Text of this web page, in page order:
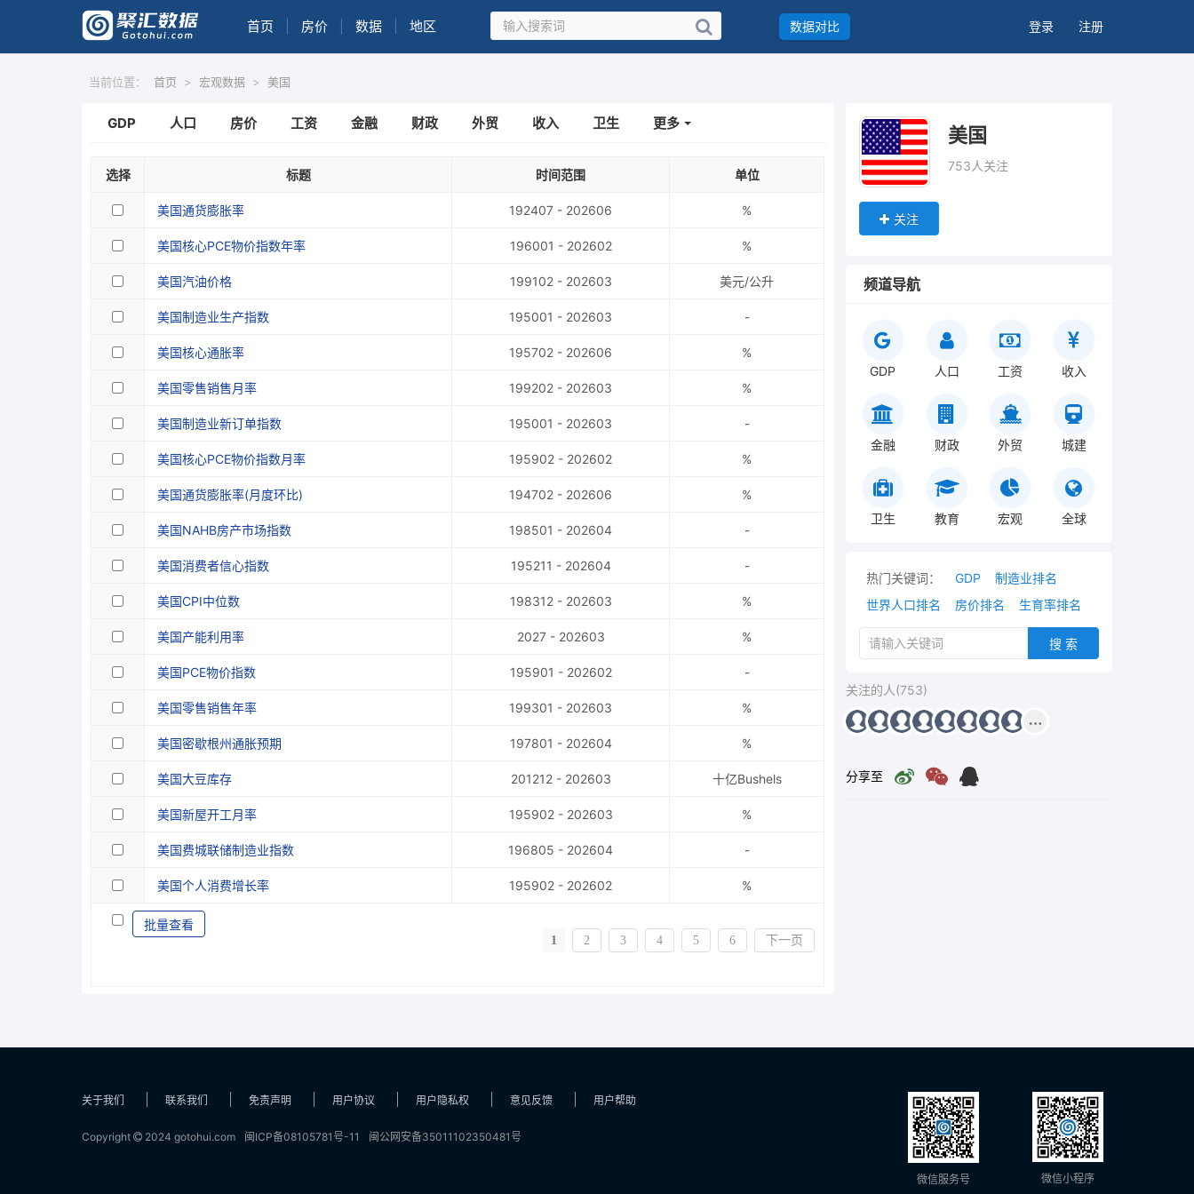
首页 房价 数据 地区 数据对比 登录 注册
当前位置： 首页 > 宏观数据 > 美国
GDP 人口 房价 工资 金融 财政 外贸 收入 卫生 更多
选择 标题 时间范围 单位
美国通货膨胀率 192407 - 202606 %
美国核心PCE物价指数年率 196001 - 202602 %
美国汽油价格 199102 - 202603 美元/公升
美国制造业生产指数 195001 - 202603 -
美国核心通胀率 195702 - 202606 %
美国零售销售月率 199202 - 202603 %
美国制造业新订单指数 195001 - 202603 -
美国核心PCE物价指数月率 195902 - 202602 %
美国通货膨胀率(月度环比) 194702 - 202606 %
美国NAHB房产市场指数 198501 - 202604 -
美国消费者信心指数 195211 - 202604 -
美国CPI中位数 198312 - 202603 %
美国产能利用率 2027 - 202603 %
美国PCE物价指数 195901 - 202602 -
美国零售销售年率 199301 - 202603 %
美国密歇根州通胀预期 197801 - 202604 %
美国大豆库存 201212 - 202603 十亿Bushels
美国新屋开工月率 195902 - 202603 %
美国费城联储制造业指数 196805 - 202604 -
美国个人消费增长率 195902 - 202602 %
批量查看
1 2 3 4 5 6 下一页
美国
753人关注
关注
频道导航
GDP 人口 工资 收入
金融 财政 外贸 城建
卫生 教育 宏观 全球
热门关键词： GDP
制造业排名
世界人口排名
房价排名 生育率排名
搜 索
关注的人(753)
分享至
关于我们 联系我们 免责声明 用户协议 用户隐私权 意见反馈 用户帮助
Copyright 2024 gotohui.com 闽ICP备08105781号-11 闽公网安备35011102350481号
微信小程序
微信服务号